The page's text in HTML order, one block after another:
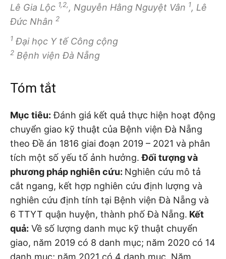
Lê Gia Lộc 1,2,, Nguyễn Hằng Nguyệt Vân 1, Lê
Đức Nhân 2
1 Đại học Y tế Công cộng
2 Bệnh viện Đà Nẵng
Tóm tắt
Mục tiêu: Đánh giá kết quả thực hiện hoạt động
chuyển giao kỹ thuật của Bệnh viện Đà Nẵng
theo Đề án 1816 giai đoạn 2019 – 2021 và phân
tích một số yếu tố ảnh hưởng.Đối tượng và
phương pháp nghiên cứu: Nghiên cứu mô tả
cắt ngang, kết hợp nghiên cứu định lượng và
nghiên cứu định tính tại Bệnh viện Đà Nẵng và
6 TTYT quận huyện, thành phố Đà Nẵng. Kết
quả: Về số lượng danh mục kỹ thuật chuyển
giao, năm 2019 có 8 danh mục; năm 2020 có 14
danh mục; năm 2021 có 4 danh mục. Năm